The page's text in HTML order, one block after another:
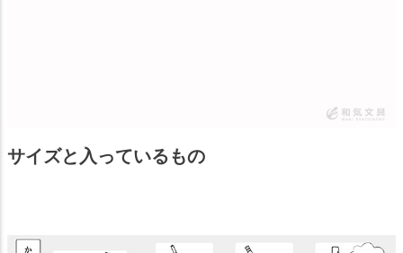
サイズと入っているもの